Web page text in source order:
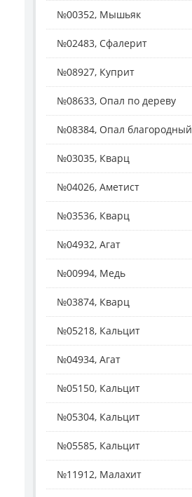
№00352, Мышьяк
№02483, Сфалерит
№08927, Куприт
№08633, Опал по дереву
№08384, Опал благородный
№03035, Кварц
№04026, Аметист
№03536, Кварц
№04932, Агат
№00994, Медь
№03874, Кварц
№05218, Кальцит
№04934, Агат
№05150, Кальцит
№05304, Кальцит
№05585, Кальцит
№11912, Малахит